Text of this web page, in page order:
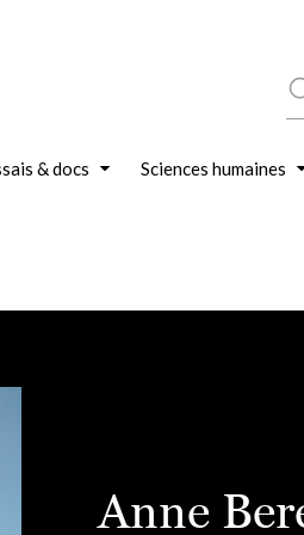
& docs Sciences humaines
Anne